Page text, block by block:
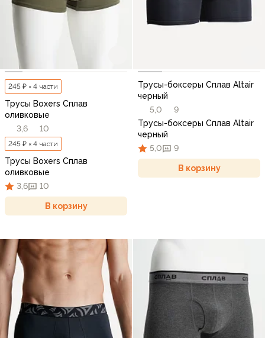
245 ₽ × 4 части
Трусы Boxers Сплав
оливковые
3,6
10
245 ₽ × 4 части
Трусы Boxers Сплав
оливковые
3,6
10
В корзину
Трусы-боксеры Сплав Altair
черный
5,0
9
Трусы-боксеры Сплав Altair
черный
5,0
9
В корзину